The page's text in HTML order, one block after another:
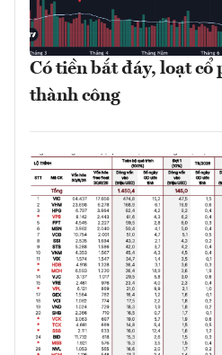
Có tiền bắt đáy, loạt cổ
thành công